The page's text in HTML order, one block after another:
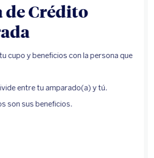
de Crédito
cupo y beneficios con la persona que
entre tu amparado(a) y tú.
son sus beneficios.